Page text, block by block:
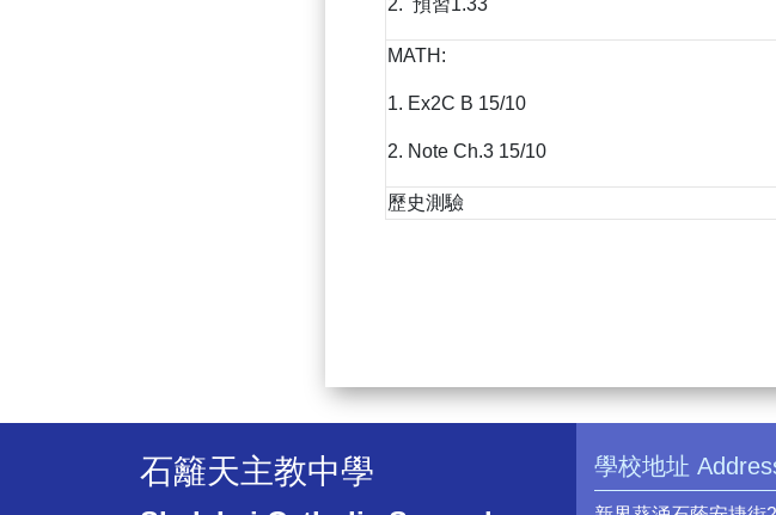
2. 預習1.33
MATH:
1. Ex2C B 15/10
2. Note Ch.3 15/10
歷史測驗
石籬天主教中學 學校地址